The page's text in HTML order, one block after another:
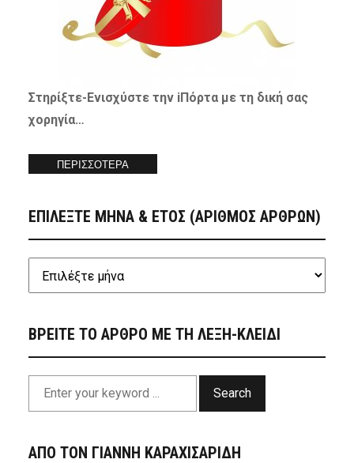
Στηρίξτε-Ενισχύστετην iΠόρτα με τη δική σας
χορηγία…
ΠΕΡΙΣΣΟΤΕΡΑ
ΕΠΙΛΕΞΤΕ ΜΗΝΑ & ΕΤΟΣ (ΑΡΙΘΜΟΣ ΑΡΘΡΩΝ)
ΒΡΕΙΤΕ ΤΟ ΑΡΘΡΟ ΜΕ ΤΗ ΛΕΞΗ-ΚΛΕΙΔΙ
Search
ΑΠΟ ΤΟΝ ΓΙΑΝΝΗ ΚΑΡΑΧΙΣΑΡΙΔΗ